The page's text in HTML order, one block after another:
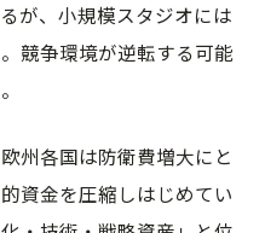
が、小規模スタジオには
競争環境が逆転する可能
州各国は防衛費増大にと
資金を圧縮しはじめてい